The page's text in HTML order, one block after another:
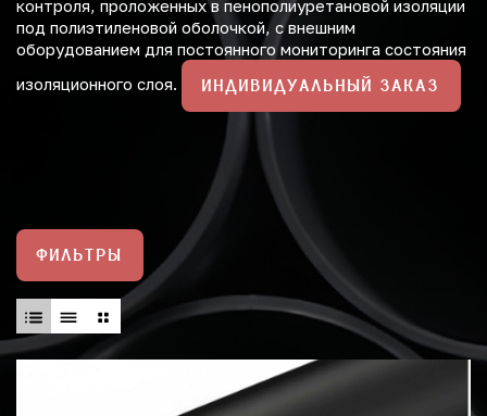
контроля, проложенных в пенополиуретановой изоляции
под полиэтиленовой оболочкой, с внешним
оборудованием для постоянного мониторинга состояния
изоляционного слоя.
ИНДИВИДУАЛЬНЫЙ ЗАКАЗ
ФИЛЬТРЫ